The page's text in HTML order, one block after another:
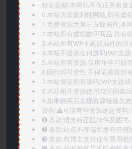
特别提醒:本网站不保证所有
0.本站为非盈利性网站,所有虚
1.免费资源为第三方数据库,本
2.本站所有虚拟数字商品,具有
3.本站所有WP主题或插件的
4.本站不提供任何源码(WP主
5.本站所有资源,仅用作学习研
6.因代码可变性,不保证兼容所
7.本站保证所有源码(WP主题
8.本站相关资源使用7Z的固实
9.如果购买后发现资源链接失
警告:⚠️可能有些资源远超资料
➊️ 条款:请支持正版软件及图书
➋️ 条款:站点不存储和发布任何
➌️ 条款:向博主支付任何费用都